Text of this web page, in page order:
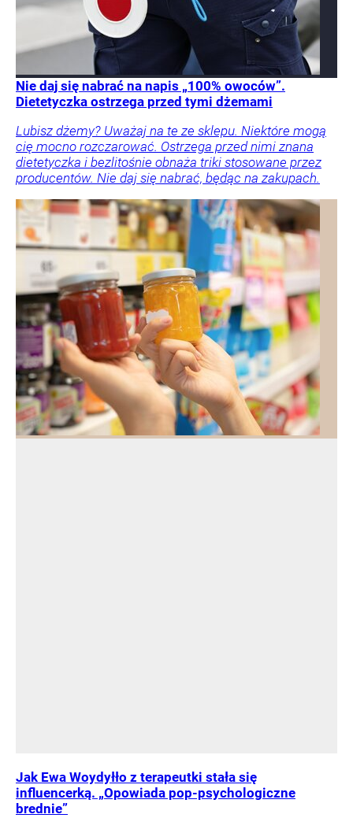
Nie daj się nabrać na napis „100% owoców”.
Dietetyczka ostrzega przed tymi dżemami
Lubisz dżemy? Uważaj na te ze sklepu. Niektóre mogą
cię mocno rozczarować. Ostrzega przed nimi znana
dietetyczka i bezlitośnie obnaża triki stosowane przez
producentów. Nie daj się nabrać, będąc na zakupach.
Jak Ewa Woydyłło z terapeutki stała się
influencerką. „Opowiada pop-psychologiczne
brednie”